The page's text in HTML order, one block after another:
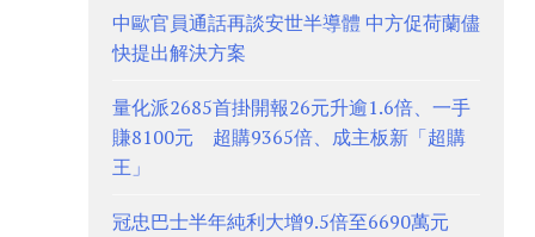
中歐官員通話再談安世半導體 中方促荷蘭儘
快提出解決方案
量化派2685首掛開報26元升逾1.6倍、一手
賺8100元 超購9365倍、成主板新「超購
王」
冠忠巴士半年純利大增9.5倍至6690萬元